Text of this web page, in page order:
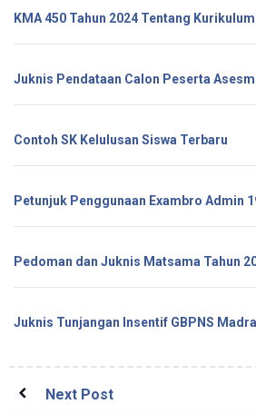
KMA 450 Tahun 2024 Tentang
Juknis Pendataan Calon Peserta
Contoh SK Kelulusan Siswa Terbaru
Petunjuk Penggunaan Exambro Admin
Pedoman dan Juknis Matsama Tahun
Juknis Tunjangan Insentif GBPNS
Next Post